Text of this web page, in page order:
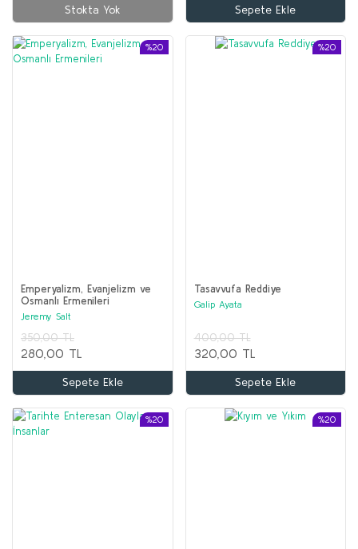
Stokta Yok Sepete Ekle
%20
Emperyalizm, Evanjelizm ve
Osmanlı Ermenileri
Jeremy Salt
350,00 TL
280,00 TL
Sepete Ekle
%20
Tasavvufa Reddiye
Galip Ayata
400,00 TL
320,00 TL
Sepete Ekle
%20 %20